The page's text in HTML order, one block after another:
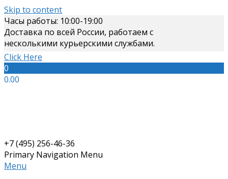
Skip to content
Часы работы: 10:00-19:00
Доставка по всей России, работаем с
несколькими курьерскими службами.
Click Here
0
0.00
+7 (495) 256-46-36
Primary Navigation Menu
Menu